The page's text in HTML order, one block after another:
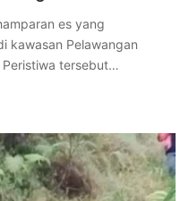
es yang
kawasan Pelawangan
Peristiwa tersebut…